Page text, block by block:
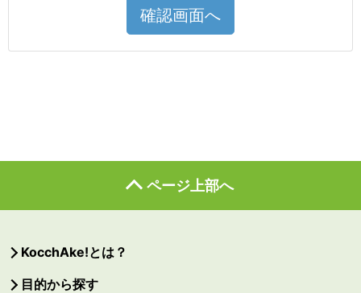
確認画面へ
ページ上部へ
KocchAke!とは？
目的から探す